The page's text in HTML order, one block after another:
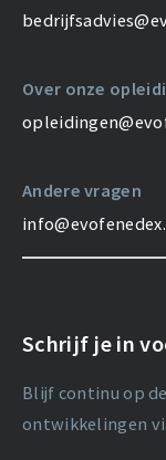
Over onze
Andere vragen
Schrijf je in
Blijf continu op
ontwikkelingen